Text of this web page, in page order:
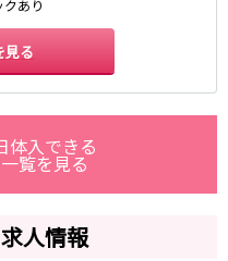
あり
見る
体入できる
覧を見る
人情報
・伊勢佐木町
・戸塚
杉
・綱島
駅